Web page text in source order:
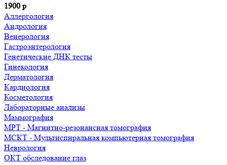
1900 р
Аллергология
Андрология
Венерология
Гастроэнтерология
Генетические ДНК тесты
Гинекология
Дерматология
Кардиология
Косметология
Лабораторные анализы
Маммография
МРТ - Магнитно-резонансная томография
МСКТ - Мультиспиральная компьютерная томография
Неврология
ОКТ обследование глаз